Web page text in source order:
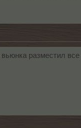
разместил